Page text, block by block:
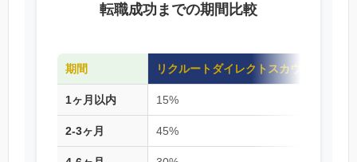
転職成功までの期間比較
期間 リクルートダイレクトスカウト
1ヶ月以内 15%
2-3ヶ月 45%